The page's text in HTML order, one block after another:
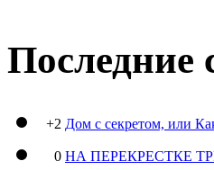
Последние
+2 Дом с секретом, или
0 НА ПЕРЕКРЕСТКЕ